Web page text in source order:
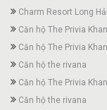
Charm Resort Long Hải
Căn hộ The Privia
Căn hộ The Privia
Căn hộ the rivana
Căn hộ The Privia
Căn hộ the rivana